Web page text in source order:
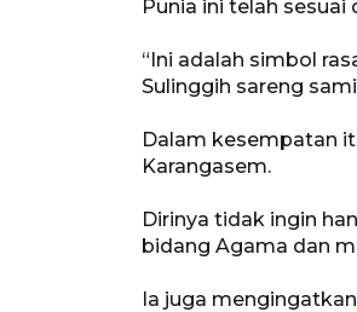
Punia ini telah sesuai
“Ini adalah simbol
Sulinggih sareng
Dalam kesempatan
Karangasem.
Dirinya tidak ingin
bidang Agama dan
Ia juga